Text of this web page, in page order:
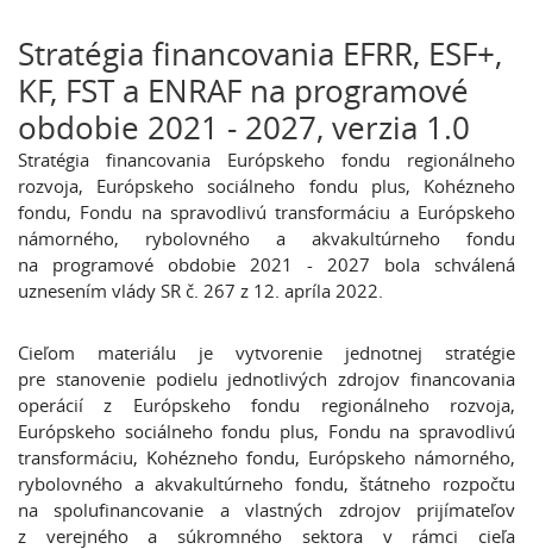
Stratégia financovania EFRR, ESF+,
KF, FST a ENRAF na programové
obdobie 2021 - 2027, verzia 1.0
Stratégia financovania Európskeho fondu regionálneho
rozvoja, Európskeho sociálneho fondu plus, Kohézneho
fondu, Fondu na spravodlivú transformáciu a Európskeho
námorného, rybolovného a akvakultúrneho fondu
na programové obdobie 2021 - 2027 bola schválená
uznesením vlády SR č. 267 z 12. apríla 2022.
Cieľom materiálu je vytvorenie jednotnej stratégie
pre stanovenie podielu jednotlivých zdrojov financovania
operácií z Európskeho fondu regionálneho rozvoja,
Európskeho sociálneho fondu plus, Fondu na spravodlivú
transformáciu, Kohézneho fondu, Európskeho námorného,
rybolovného a akvakultúrneho fondu, štátneho rozpočtu
na spolufinancovanie a vlastných zdrojov prijímateľov
z verejného a súkromného sektora v rámci cieľa